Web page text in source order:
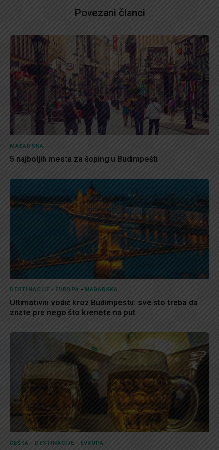
Povezani članci
MAĐARSKA
5 najboljih mesta za šoping u Budimpešti
DESTINACIJE - EVROPA - MAĐARSKA
Ultimativni vodič kroz Budimpeštu: sve što treba da
znate pre nego što krenete na put
ČEŠKA - DESTINACIJE - EVROPA